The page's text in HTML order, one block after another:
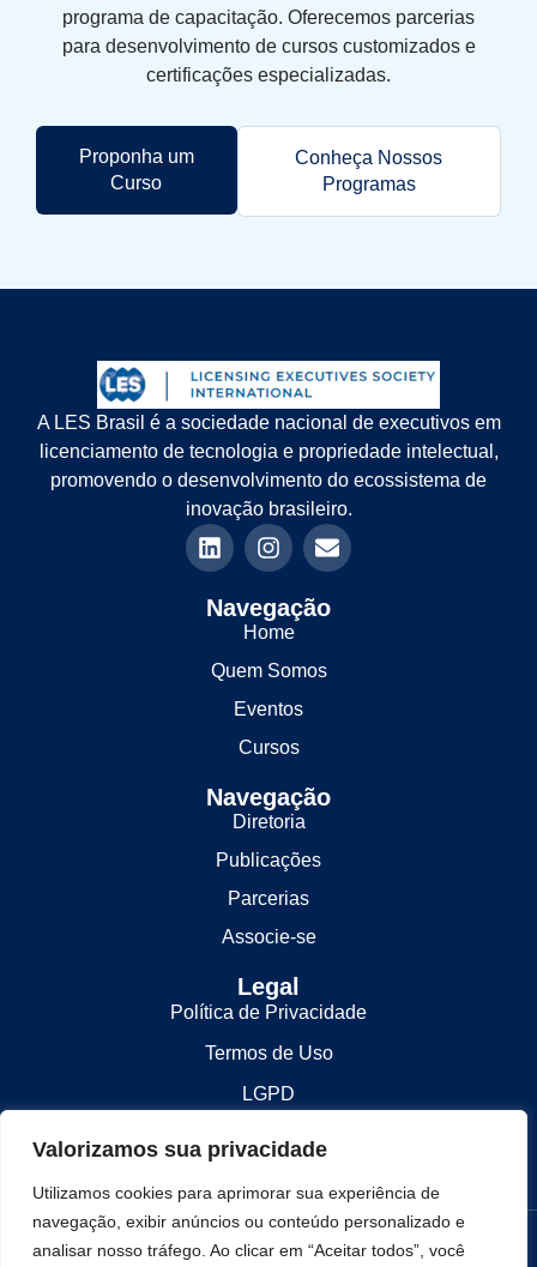
Valorizamos sua privacidade
Utilizamos cookies para aprimorar sua experiência de
navegação, exibir anúncios ou conteúdo personalizado e
analisar nosso tráfego. Ao clicar em “Aceitar todos”, você
programa de capacitação. Oferecemos parcerias
para desenvolvimento de cursos customizados e
certificações especializadas.
Proponha um
Curso
Conheça Nossos
Programas
A LES Brasil é a sociedade nacional de executivos em
licenciamento de tecnologia e propriedade intelectual,
promovendo o desenvolvimento do ecossistema de
inovação brasileiro.
Navegação
Home
Quem Somos
Eventos
Cursos
Navegação
Diretoria
Publicações
Parcerias
Associe-se
Legal
Política de Privacidade
Termos de Uso
LGPD
Contato
© 2025 LES Brasil. Todos os direitos reservados.